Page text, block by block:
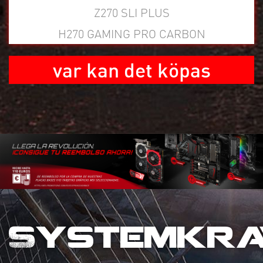
Z270 SLI PLUS
H270 GAMING PRO CARBON
var kan det köpas